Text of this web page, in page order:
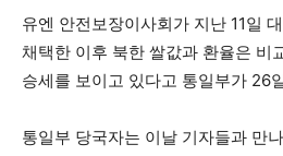
유엔 안전보장이사회가 지난 11일
채택한 이후 북한 쌀값과 환율은 비
승세를 보이고 있다고 통일부가 26
통일부 당국자는 이날 기자들과 만